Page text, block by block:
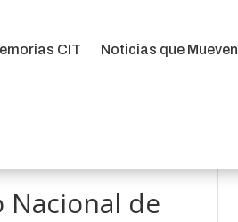
CIT Noticias que Mueven
Nacional de